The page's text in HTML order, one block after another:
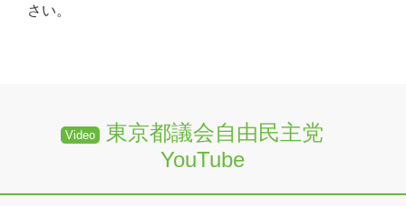
さい。
Video 東京都議会自由民主党
YouTube